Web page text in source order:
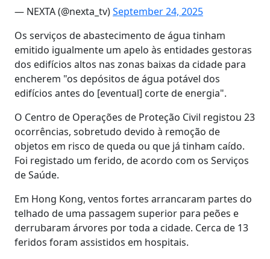
— NEXTA (@nexta_tv)September 24, 2025
Os serviços de abastecimento de água tinham
emitido igualmente um apelo às entidades gestoras
dos edifícios altos nas zonas baixas da cidade para
encherem "os depósitos de água potável dos
edifícios antes do [eventual] corte de energia".
O Centro de Operações de Proteção Civil registou 23
ocorrências, sobretudo devido à remoção de
objetos em risco de queda ou que já tinham caído.
Foi registado um ferido, de acordo com os Serviços
de Saúde.
Em Hong Kong, ventos fortes arrancaram partes do
telhado de uma passagem superior para peões e
derrubaram árvores por toda a cidade. Cerca de 13
feridos foram assistidos em hospitais.